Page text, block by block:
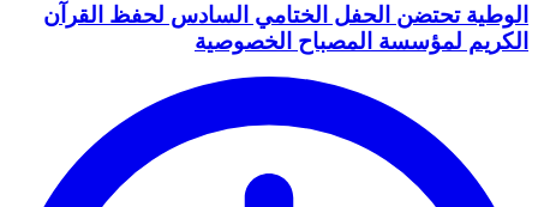
الوطية تحتضن الحفل الختامي السادس لحفظ القرآن
الكريم لمؤسسة المصباح الخصوصية